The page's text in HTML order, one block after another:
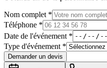
Nom complet *
Téléphone *
Date de l'événement *
Type d'événement *
Demander un devis